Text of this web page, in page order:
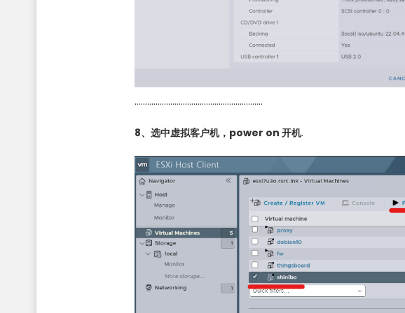
…………………………………………………….
8、选中虚拟客户机，power on 开机.